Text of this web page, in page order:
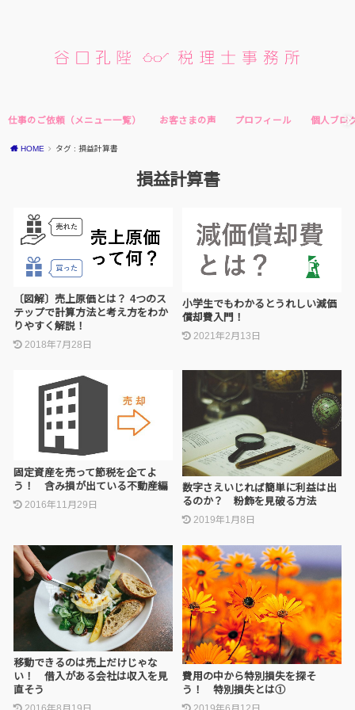
仕事のご依頼（メニュー一覧） お客さまの声 プロフィール 個人ブロ
HOME タグ : 損益計算書
損益計算書
〔図解〕売上原価とは？ 4つのス
テップで計算方法と考え方をわか
りやすく解説！
2018年7月28日
小学生でもわかるとうれしい減価
償却費入門！
2021年2月13日
固定資産を売って節税を企てよ
う！ 含み損が出ている不動産編
2016年11月29日
数字さえいじれば簡単に利益は出
るのか？ 粉飾を見破る方法
2019年1月8日
移動できるのは売上だけじゃな
い！ 借入がある会社は収入を見
直そう
費用の中から特別損失を探そ
う！ 特別損失とは①